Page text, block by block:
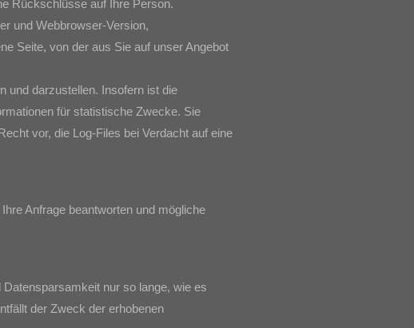
Rückschlüsse auf Ihre Person.
und Webbrowser-Version,
Seite, von der aus Sie auf unser Angebot
und darzustellen. Insofern ist die
für statistische Zwecke. Sie
vor, die Log-Files bei Verdacht auf eine
Anfrage beantworten und mögliche
nur so lange, wie es
der Zweck der erhobenen